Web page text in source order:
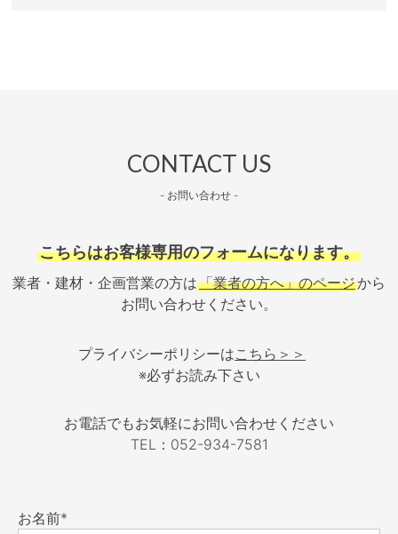
CONTACT US
- お問い合わせ -
こちらはお客様専用のフォームになります。
業者・建材・企画営業の方は「業者の方へ」のページから
お問い合わせください。
プライバシーポリシーはこちら＞＞
※必ずお読み下さい
お電話でもお気軽にお問い合わせください
TEL：052-934-7581
お名前*